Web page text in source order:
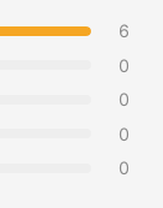
6
0
0
0
0